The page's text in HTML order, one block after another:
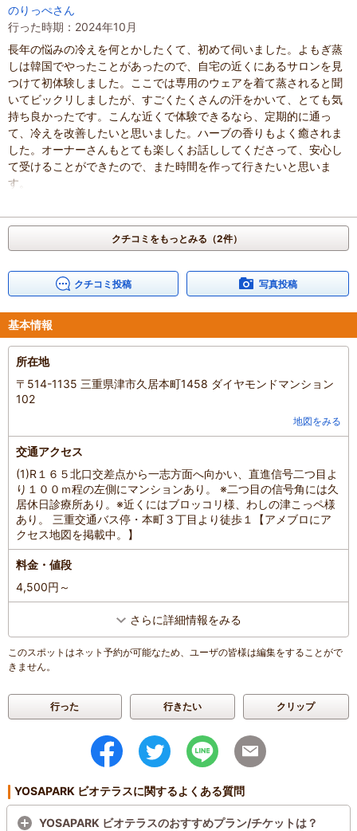
のりっぺさん
行った時期：2024年10月
長年の悩みの冷えを何とかしたくて、初めて伺いました。よもぎ蒸
しは韓国でやったことがあったので、自宅の近くにあるサロンを見
つけて初体験しました。ここでは専用のウェアを着て蒸されると聞
いてビックリしましたが、すごくたくさんの汗をかいて、とても気
持ち良かったです。こんな近くで体験できるなら、定期的に通っ
て、冷えを改善したいと思いました。ハーブの香りもよく癒されま
した。オーナーさんもとても楽しくお話ししてくださって、安心し
て受けることができたので、また時間を作って行きたいと思いま
す。
滞在時間：2～3時間
投稿日：2024年12月2日
クチコミをもっとみる（2件）
クチコミ投稿 写真投稿
基本情報
所在地
〒514-1135 三重県津市久居本町1458 ダイヤモンドマンション
102
地図をみる
交通アクセス
(1)R１６５北口交差点から一志方面へ向かい、直進信号二つ目よ
り１００ｍ程の左側にマンションあり。 ※二つ目の信号角には久
居休日診療所あり。※近くにはブロッコリ様、わしの津こっペ様
あり。 三重交通バス停・本町３丁目より徒歩１【アメブロにア
クセス地図を掲載中。】
料金・値段
4,500円～
さらに詳細情報をみる
このスポットはネット予約が可能なため、ユーザの皆様は編集をすることがで
きません。
行った 行きたい クリップ
YOSAPARK ビオテラスに関するよくある質問
YOSAPARK ビオテラスのおすすめプラン/チケットは？